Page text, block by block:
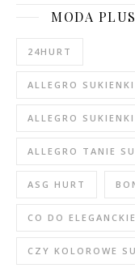
MODA
24HURT
ALLEGRO
ALLEGRO
ALLEGRO TANIE
ASG HURT
CO DO
CZY KOLOROWE